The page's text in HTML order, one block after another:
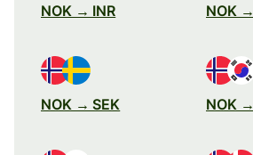
NOK → INR NOK
NOK → SEK NOK